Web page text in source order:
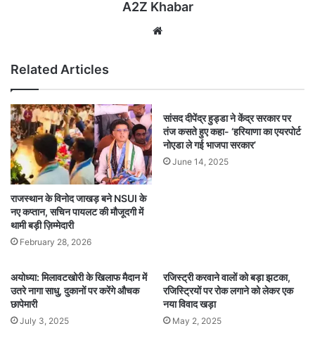
A2Z Khabar
Related Articles
राजस्थान के विनोद जाखड़ बने NSUI के
नए कप्तान, सचिन पायलट की मौजूदगी में
थामी बड़ी ज़िम्मेदारी
February 28, 2026
सांसद दीपेंद्र हुड्डा ने केंद्र सरकार पर
तंज कसते हुए कहा- ‘हरियाणा का एयरपोर्ट
नोएडा ले गई भाजपा सरकार’
June 14, 2025
अयोध्या: मिलावटखोरी के खिलाफ मैदान में
उतरे नागा साधु, दुकानों पर करेंगे औचक
छापेमारी
July 3, 2025
रजिस्ट्री करवाने वालों को बड़ा झटका,
रजिस्ट्रियों पर रोक लगाने को लेकर एक
नया विवाद खड़ा
May 2, 2025